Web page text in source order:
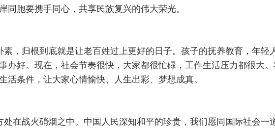
同胞要携手同心，共享民族复兴的伟大荣光。
，归根到底就是让老百姓过上更好的日子。孩子的抚养教育，年轻
办好。现在，社会节奏很快，大家都很忙碌，工作生活压力都很大
活条件，让大家心情愉快、人生出彩、梦想成真。
处在战火硝烟之中。中国人民深知和平的珍贵，我们愿同国际社会